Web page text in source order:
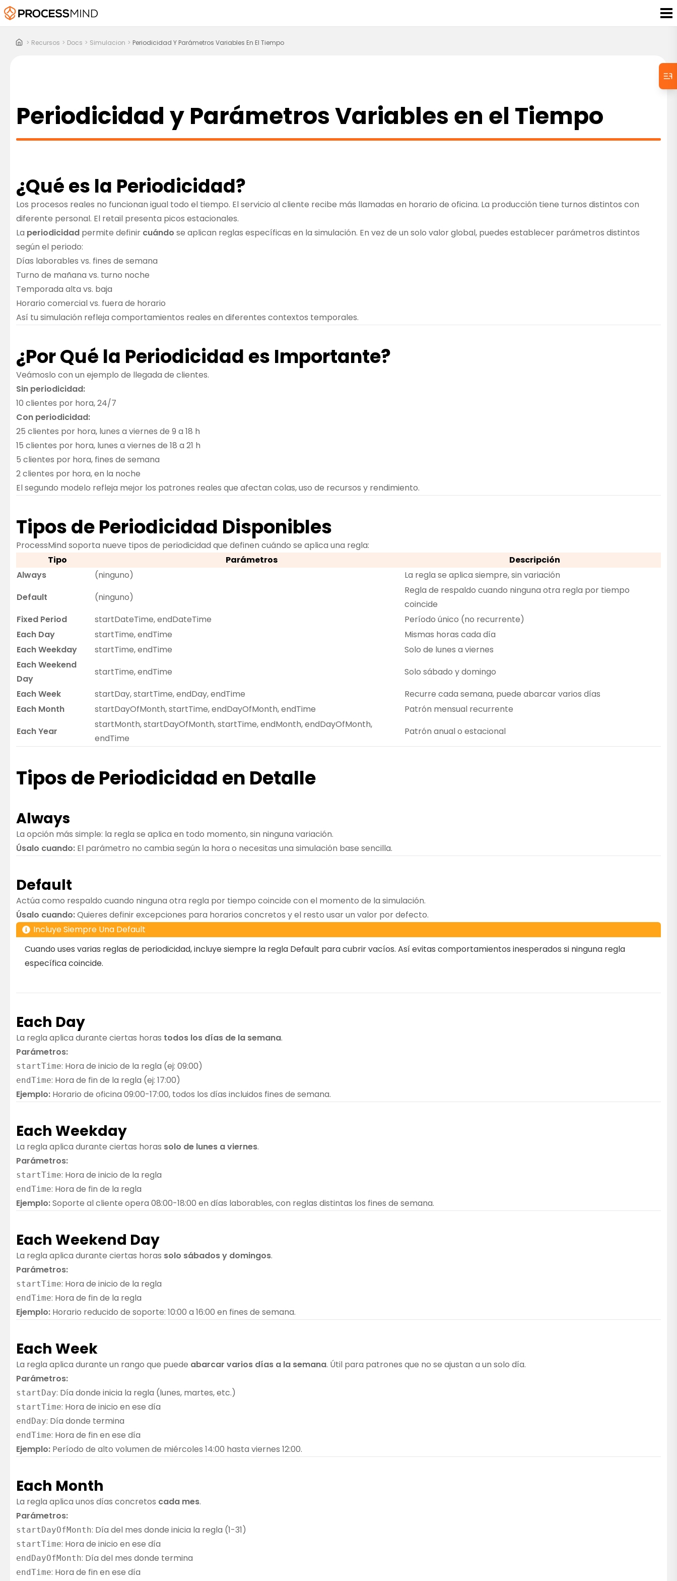
> Recursos > Docs > Simulacion > Periodicidad Y Parámetros Variables En El Tiempo
Periodicidad y Parámetros Variables en el Tiempo
¿Qué es la Periodicidad?
Los procesos reales no funcionan igual todo el tiempo. El servicio al cliente recibe más llamadas en horario de oficina. La producción tiene turnos distintos con
diferente personal. El retail presenta picos estacionales.
La periodicidad permite definir cuándo se aplican reglas específicas en la simulación. En vez de un solo valor global, puedes establecer parámetros distintos
según el periodo:
Días laborables vs. fines de semana
Turno de mañana vs. turno noche
Temporada alta vs. baja
Horario comercial vs. fuera de horario
Así tu simulación refleja comportamientos reales en diferentes contextos temporales.
¿Por Qué la Periodicidad es Importante?
Veámoslo con un ejemplo de llegada de clientes.
Sin periodicidad:
10 clientes por hora, 24/7
Con periodicidad:
25 clientes por hora, lunes a viernes de 9 a 18 h
15 clientes por hora, lunes a viernes de 18 a 21 h
5 clientes por hora, fines de semana
2 clientes por hora, en la noche
El segundo modelo refleja mejor los patrones reales que afectan colas, uso de recursos y rendimiento.
Tipos de Periodicidad Disponibles
ProcessMind soporta nueve tipos de periodicidad que definen cuándo se aplica una regla:
Tipo
Parámetros
Descripción
Always
(ninguno)
La regla se aplica siempre, sin variación
Default
(ninguno)
Regla de respaldo cuando ninguna otra regla por tiempo
coincide
Fixed Period
startDateTime, endDateTime
Período único (no recurrente)
Each Day
startTime, endTime
Mismas horas cada día
Each Weekday
startTime, endTime
Solo de lunes a viernes
Each Weekend
Day
startTime, endTime
Solo sábado y domingo
Each Week
startDay, startTime, endDay, endTime
Recurre cada semana, puede abarcar varios días
Each Month
startDayOfMonth, startTime, endDayOfMonth, endTime
Patrón mensual recurrente
Each Year
startMonth, startDayOfMonth, startTime, endMonth, endDayOfMonth,
endTime
Patrón anual o estacional
Tipos de Periodicidad en Detalle
Always
La opción más simple: la regla se aplica en todo momento, sin ninguna variación.
Úsalo cuando: El parámetro no cambia según la hora o necesitas una simulación base sencilla.
Default
Actúa como respaldo cuando ninguna otra regla por tiempo coincide con el momento de la simulación.
Úsalo cuando:Quieres definir excepciones para horarios concretos y el resto usar un valor por defecto.
Incluye Siempre Una Default
Cuando uses varias reglas de periodicidad, incluye siempre la regla Default para cubrir vacíos. Así evitas comportamientos inesperados si ninguna regla
específica coincide.
Each Day
La regla aplica durante ciertas horas todos los días de la semana.
Parámetros:
startTime: Hora de inicio de la regla (ej: 09:00)
endTime: Hora de fin de la regla (ej: 17:00)
Ejemplo: Horario de oficina 09:00-17:00, todos los días incluidos fines de semana.
Each Weekday
La regla aplica durante ciertas horas solo de lunes a viernes.
Parámetros:
startTime: Hora de inicio de la regla
endTime: Hora de fin de la regla
Ejemplo:Soporte al cliente opera 08:00-18:00 en días laborables, con reglas distintas los fines de semana.
Each Weekend Day
La regla aplica durante ciertas horas solo sábados y domingos.
Parámetros:
startTime: Hora de inicio de la regla
endTime: Hora de fin de la regla
Ejemplo: Horario reducido de soporte: 10:00 a 16:00 en fines de semana.
Each Week
La regla aplica durante un rango que puede abarcar varios días a la semana. Útil para patrones que no se ajustan a un solo día.
Parámetros:
startDay: Día donde inicia la regla (lunes, martes, etc.)
startTime: Hora de inicio en ese día
endDay: Día donde termina
endTime: Hora de fin en ese día
Ejemplo: Período de alto volumen de miércoles 14:00 hasta viernes 12:00.
Each Month
La regla aplica unos días concretos cada mes.
Parámetros:
startDayOfMonth: Día del mes donde inicia la regla (1-31)
startTime: Hora de inicio en ese día
endDayOfMonth: Día del mes donde termina
endTime: Hora de fin en ese día